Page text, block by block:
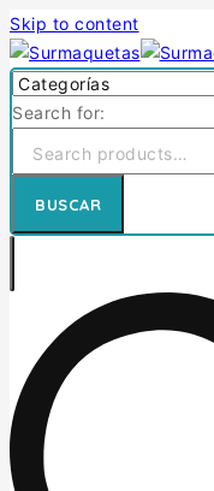
Skip to content
Search for:
BUSCAR